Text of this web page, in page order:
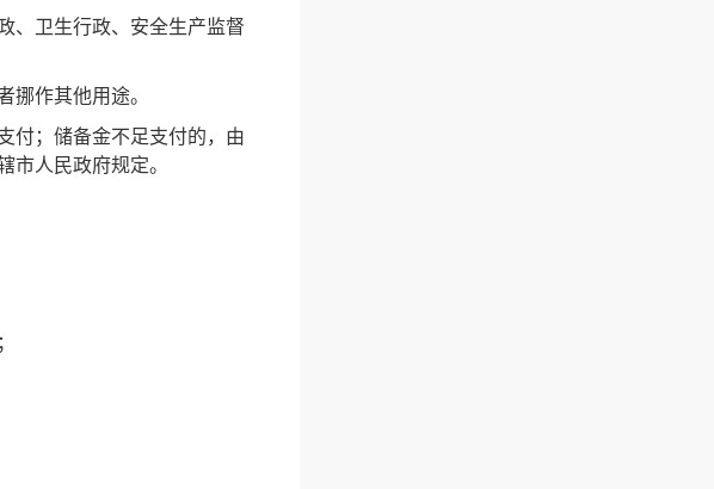
、卫生行政、安全生产监督
作其他用途。
；储备金不足支付的，由
人民政府规定。